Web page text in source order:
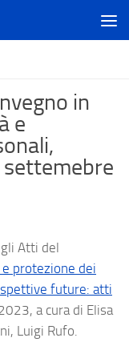
in
e
Atti del
e protezione dei
future: atti
a cura di Elisa
Luigi Rufo.